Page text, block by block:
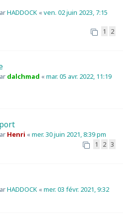
HADDOCK «ven. 02 juin 2023, 7:15
1 2
dalchmad «mar. 05 avr. 2022, 11:19
Henri «mer. 30 juin 2021, 8:39 pm
1 2 3
HADDOCK «mer. 03 févr. 2021, 9:32